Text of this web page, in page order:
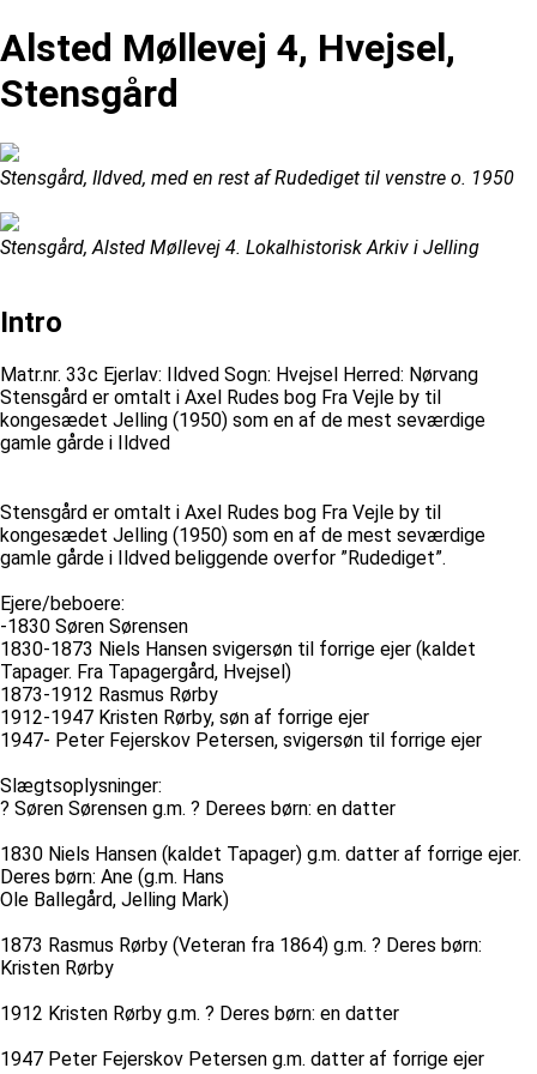
Alsted Møllevej 4, Hvejsel,
Stensgård
Stensgård, Ildved, med en rest af Rudediget til venstre o. 1950
Stensgård, Alsted Møllevej 4. Lokalhistorisk Arkiv i Jelling
Intro
Matr.nr. 33c Ejerlav: Ildved Sogn: Hvejsel Herred: Nørvang
Stensgård er omtalt i Axel Rudes bog Fra Vejle by til
kongesædet Jelling (1950) som en af de mest seværdige
gamle gårde i Ildved
Stensgård er omtalt i Axel Rudes bog Fra Vejle by til
kongesædet Jelling (1950) som en af de mest seværdige
gamle gårde i Ildved beliggende overfor ”Rudediget”.
Ejere/beboere:
-1830 Søren Sørensen
1830-1873 Niels Hansen svigersøn til forrige ejer (kaldet
Tapager. Fra Tapagergård, Hvejsel)
1873-1912 Rasmus Rørby
1912-1947 Kristen Rørby, søn af forrige ejer
1947- Peter Fejerskov Petersen, svigersøn til forrige ejer
Slægtsoplysninger:
? Søren Sørensen g.m. ? Derees børn: en datter
1830 Niels Hansen (kaldet Tapager) g.m. datter af forrige ejer.
Deres børn: Ane (g.m. Hans
Ole Ballegård, Jelling Mark)
1873 Rasmus Rørby (Veteran fra 1864) g.m. ? Deres børn:
Kristen Rørby
1912 Kristen Rørby g.m. ? Deres børn: en datter
1947 Peter Fejerskov Petersen g.m. datter af forrige ejer